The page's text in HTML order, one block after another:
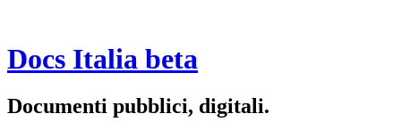
Docs Italia beta
Documenti pubblici, digitali.